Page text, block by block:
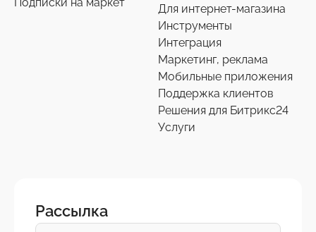
Для интернет-магазина
Инструменты
Интеграция
Маркетинг, реклама
Мобильные приложения
Поддержка клиентов
Решения для Битрикс24
Услуги
Рассылка